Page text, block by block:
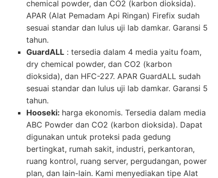
chemical powder, dan CO2 (karbon dioksida).
APAR (Alat Pemadam Api Ringan) Firefix sudah
sesuai standar dan lulus uji lab damkar. Garansi 5
tahun.
GuardALL: tersedia dalam 4 media yaitu foam,
dry chemical powder, dan CO2 (karbon
dioksida), dan HFC-227. APAR GuardALL sudah
sesuai standar dan lulus uji lab damkar. Garansi 5
tahun.
Hooseki: harga ekonomis. Tersedia dalam media
ABC Powder dan CO2 (karbon dioksida). Dapat
digunakan untuk proteksi pada gedung
bertingkat, rumah sakit, industri, perkantoran,
ruang kontrol, ruang server, pergudangan, power
plan, dan lain-lain. Kami menyediakan tipe Alat